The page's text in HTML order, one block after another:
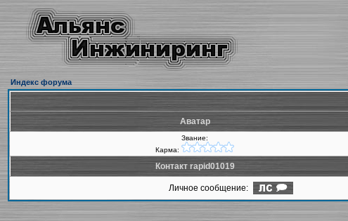
Индекс форума
Аватар
Звание:
Карма:
Контакт rapid01019
Личное сообщение: